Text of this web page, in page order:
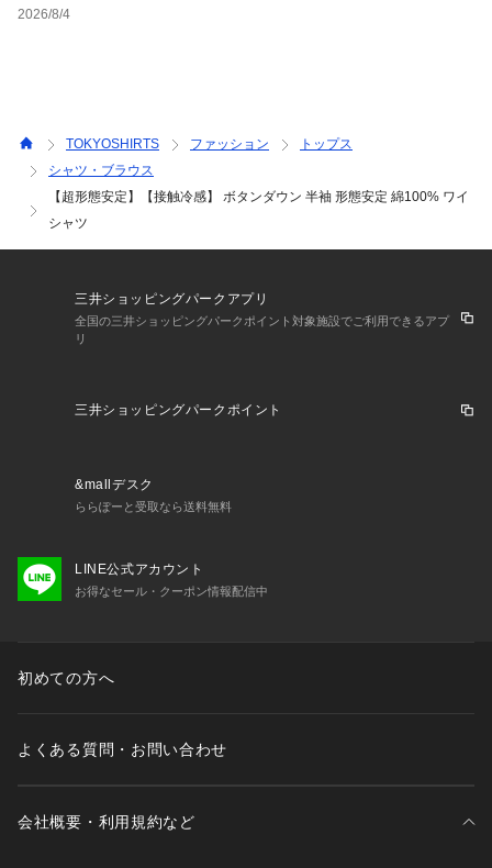
2026/8/4
TOKYOSHIRTS ファッション
トップス
シャツ・ブラウス
【超形態安定】【接触冷感】 ボタンダウン 半袖 形態安定 綿100% ワイ
シャツ
三井ショッピングパークアプリ
全国の三井ショッピングパークポイント対象施設でご利用できるアプ
リ
三井ショッピングパークポイント
&mallデスク
ららぽーと受取なら送料無料
LINE公式アカウント
お得なセール・クーポン情報配信中
初めての方へ
よくある質問・お問い合わせ
会社概要・利用規約など